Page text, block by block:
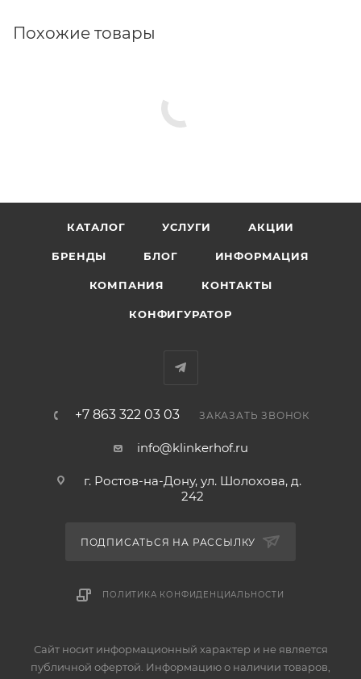
Похожие товары
КАТАЛОГ УСЛУГИ АКЦИИ
БРЕНДЫ БЛОГ ИНФОРМАЦИЯ
КОМПАНИЯ КОНТАКТЫ
КОНФИГУРАТОР
+7 863 322 03 03 ЗАКАЗАТЬ ЗВОНОК
info@klinkerhof.ru
г. Ростов-на-Дону, ул. Шолохова, д.
242
ПОДПИСАТЬСЯ НА РАССЫЛКУ
ПОЛИТИКА КОНФИДЕНЦИАЛЬНОСТИ
Сайт носит информационный характер и не является
публичной офертой. Информацию о наличии товаров,